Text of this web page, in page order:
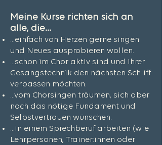
Meine Kurse richten sich an
alle, die...
...einfach von Herzen gerne singen
und Neues ausprobieren wollen.
...schon im Chor aktiv sind und ihrer
Gesangstechnik den nächsten Schliff
verpassen möchten.
...vom Chorsingen träumen, sich aber
noch das nötige Fundament und
Selbstvertrauen wünschen.
...in einem Sprechberuf arbeiten (wie
Lehrpersonen, Trainer:innen oder